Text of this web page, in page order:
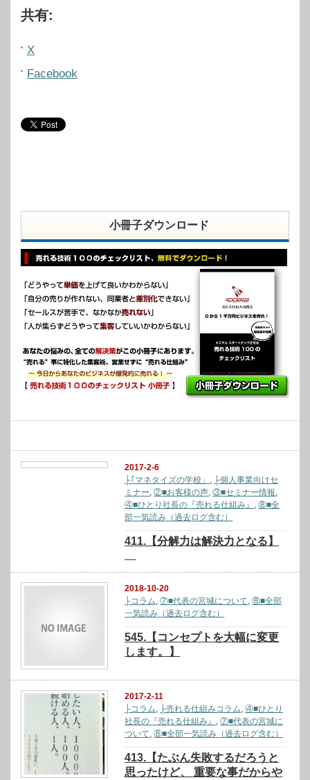
共有:
X
Facebook
小冊子ダウンロード
2017-2-6
├｢マネタイズの学校」
├個人事業向けセ
ミナー ,②■お客様の声 ,③■セミナー情報
④■ひとり社長の『売れる仕組み』
,⑧■全
部一気読み（過去ログ含む）
411.【分解力は解決力となる】
2018-10-20
├コラム ,⑦■代表の宮城について ,⑧■全部
一気読み（過去ログ含む）
545.【コンセプトを大幅に変更
します。】
2017-2-11
├コラム, ├売れる仕組みコラム,④■ひとり
社長の『売れる仕組み』 ,⑦■代表の宮城に
ついて,⑧■全部一気読み（過去ログ含む）
413.【たぶん失敗するだろうと
思ったけど、 重要な事だからや